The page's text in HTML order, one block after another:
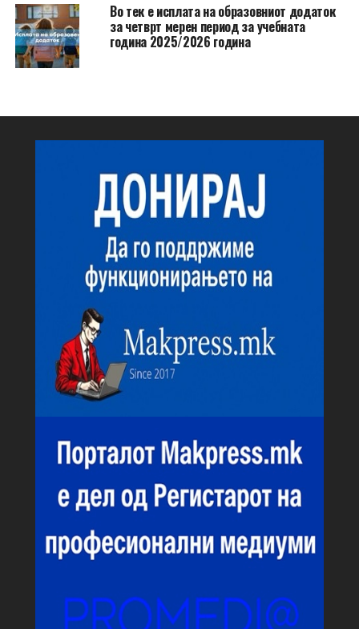
Во тек е исплата на образовниот додаток
за четврт мерен период за учебната
година 2025/2026 година